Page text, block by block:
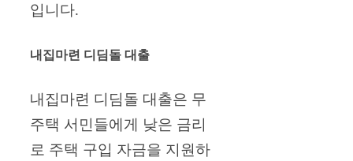
입니다.
내집마련 디딤돌 대출
내집마련 디딤돌 대출은 무
주택 서민들에게 낮은 금리
로 주택 구입 자금을 지원하